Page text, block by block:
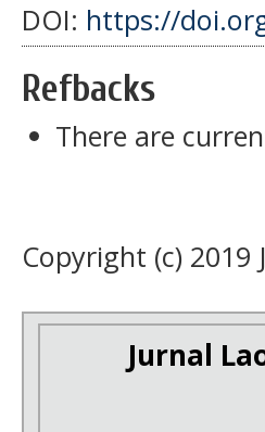
DOI: https://
Refbacks
There are
Copyright (c)
Jurnal